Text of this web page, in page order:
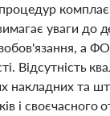
уваги до
а
Відсутність
накладних та
і